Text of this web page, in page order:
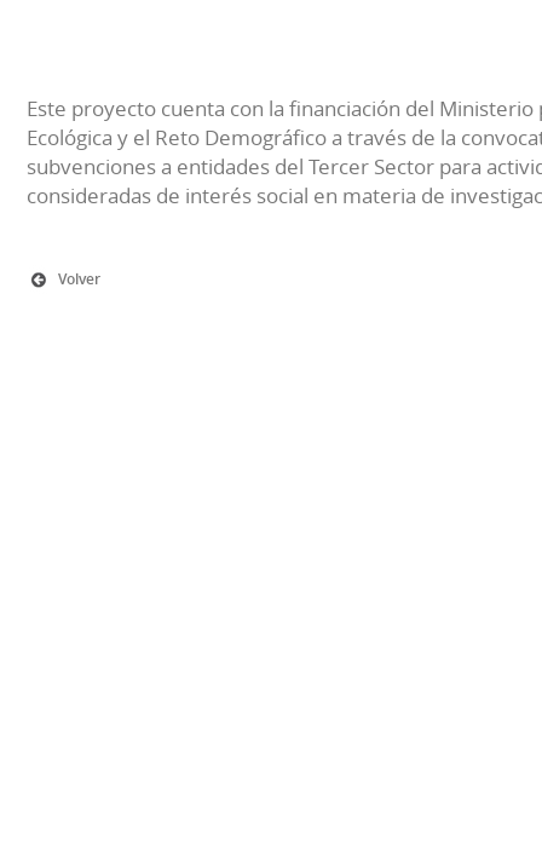
Este proyecto cuenta con la financiación del Ministerio
Ecológica y el Reto Demográfico a través de la
subvenciones a entidades del Tercer Sector para
consideradas de interés social en materia de
Volver